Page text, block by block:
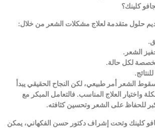
كلينك؟
حلول متقدمة لعلاج مشكلات الشعر من خلال:
.
الشعر .
لكل حالة.
.
الشعر أمر طبيعي، لكن النجاح الحقيقي يبدأ
واختيار العلاج المناسب. فالتعامل المبكر مع
للحفاظ على الشعر وتحسين كثافته.
كلينك وتحت إشراف دكتور حسن الفكهاني، يمكن